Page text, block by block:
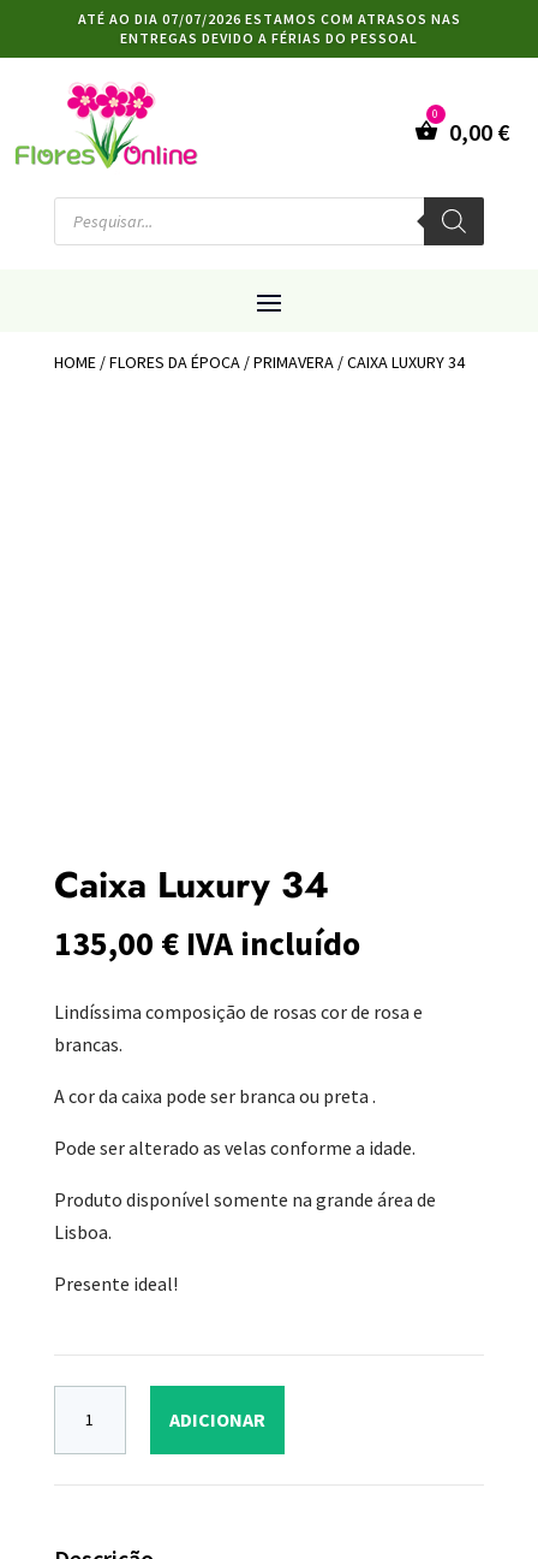
ATÉ AO DIA 07/07/2026 ESTAMOS COM ATRASOS NAS
ENTREGAS DEVIDO A FÉRIAS DO PESSOAL
0,00 €
Products
search
HOME/FLORES DA ÉPOCA/PRIMAVERA/ CAIXA LUXURY 34
Caixa Luxury 34
135,00 € IVA incluído
Lindíssima composição de rosas cor de rosa e
brancas.
A cor da caixa pode ser branca ou preta .
Pode ser alterado as velas conforme a idade.
Produto disponível somente na grande área de
Lisboa.
Presente ideal!
ADICIONAR